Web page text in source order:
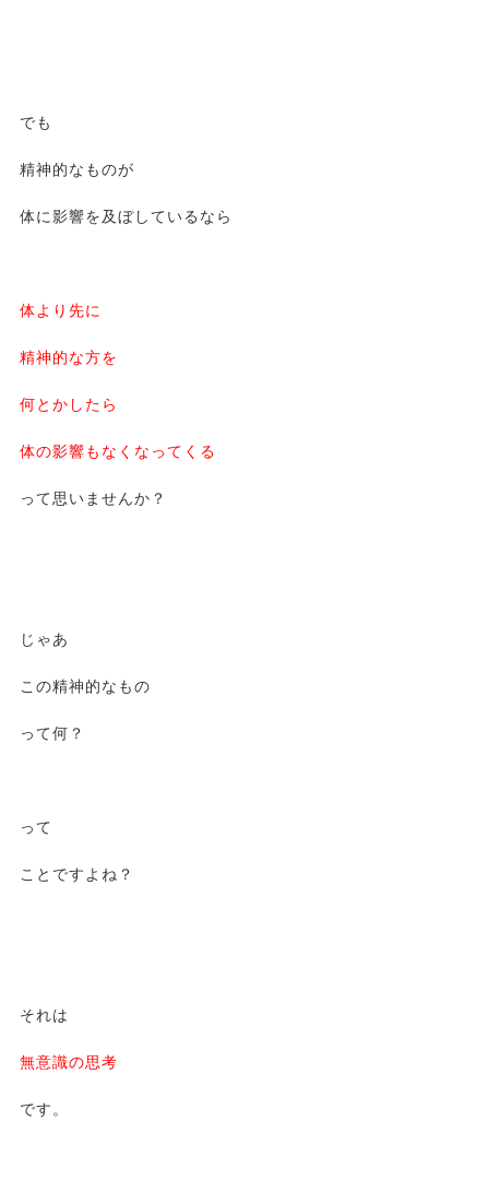
でも
精神的なものが
体に影響を及ぼしているなら
体より先に
精神的な方を
何とかしたら
体の影響もなくなってくる
って思いませんか？
じゃあ
この精神的なもの
って何？
って
ことですよね？
それは
無意識の思考
です。